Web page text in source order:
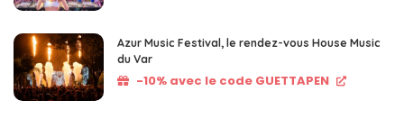
Azur Music Festival, le rendez-vous House Music
du Var
-10% avec le code GUETTAPEN